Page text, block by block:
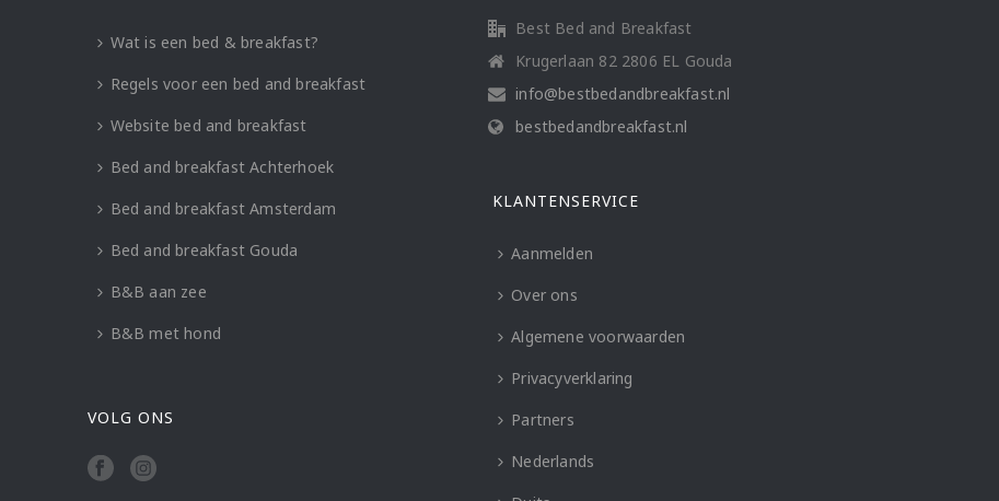
Wat is een bed & breakfast?
Regels voor een bed and breakfast
Website bed and breakfast
Bed and breakfast Achterhoek
Bed and breakfast Amsterdam
Bed and breakfast Gouda
B&B aan zee
B&B met hond
VOLG ONS
Best Bed and Breakfast
Krugerlaan 82 2806 EL Gouda
info@bestbedandbreakfast.nl
bestbedandbreakfast.nl
KLANTENSERVICE
Aanmelden
Over ons
Algemene voorwaarden
Privacyverklaring
Partners
Nederlands